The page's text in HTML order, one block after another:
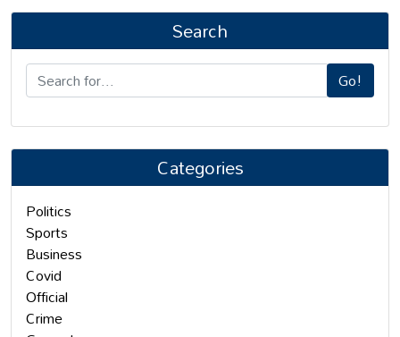
Search
Go!
Categories
Politics
Sports
Business
Covid
Official
Crime